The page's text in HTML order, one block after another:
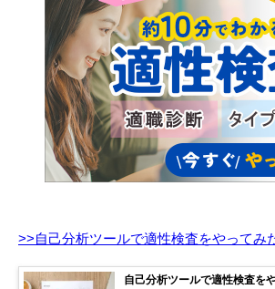
>>自己分析ツールで適性検査をやってみ
自己分析ツールで適性検査を